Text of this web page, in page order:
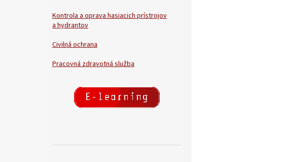
Kontrola a oprava hasiacich prístrojov
a hydrantov
Civilná ochrana
Pracovná zdravotná služba